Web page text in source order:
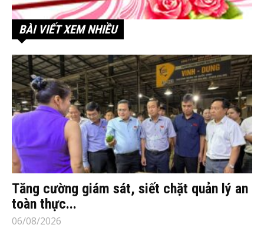
BÀI VIẾT XEM NHIỀU
Tăng cường giám sát, siết chặt quản lý an
toàn thực...
06/08/2026